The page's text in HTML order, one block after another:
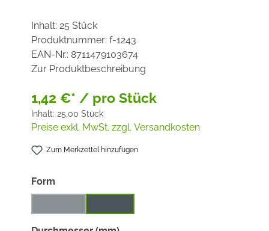
Inhalt: 25 Stück
Produktnummer: f-1243
EAN-Nr.: 8711479103674
Zur Produktbeschreibung
1,42 €* / pro Stück
Inhalt: 25,00 Stück
Preise exkl. MwSt. zzgl. Versandkosten
Zum Merkzettel hinzufügen
Form
(Diese Option ist zurzeit nicht verfügbar.)